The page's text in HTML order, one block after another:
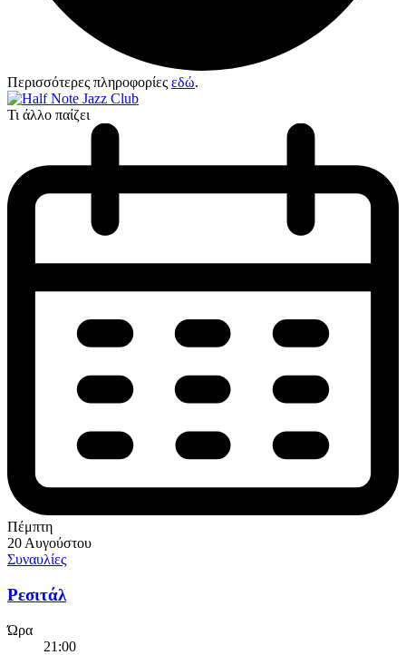
Περισσότερες πληροφορίες εδώ.
Τι άλλο παίζει
Πέμπτη
20 Αυγούστου
Συναυλίες
Ρεσιτάλ
Ώρα
21:00